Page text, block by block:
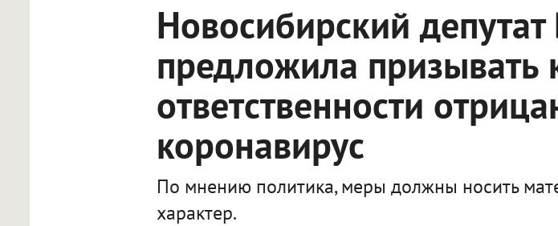
Новосибирский депутат
предложила призывать
ответственности
коронавирус
По мнению политика, меры должны носить
характер.